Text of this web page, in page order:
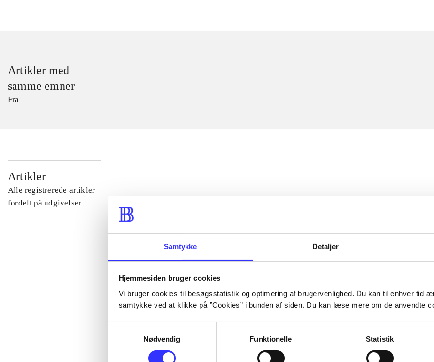
Samtykke Detaljer
Hjemmesiden bruger cookies
Vi bruger cookies til besøgsstatistik og optimering af brugervenlighed. Du kan til enhver tid
samtykke ved at klikke på ”Cookies” i bunden af siden. Du kan læse mere om de anvendte
Nødvendig
Funktionelle Statistik
Artikler med
samme emner
Fra
Artikler
Alle registrerede artikler
fordelt på udgivelser
...
...
...